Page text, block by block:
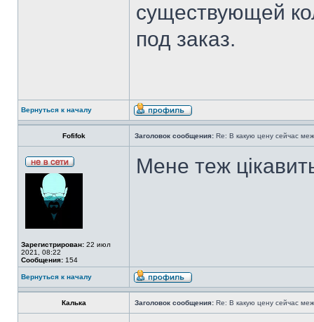
существующей
под заказ.
Вернуться к началу
Fofifok Заголовок сообщения: Re: В какую цену сейчас
Зарегистрирован: 22 июл
2021, 08:22
Сообщения: 154
Мене теж
Вернуться к началу
Калька Заголовок сообщения: Re: В какую цену сейчас